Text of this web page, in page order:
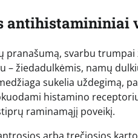
antihistamininiai
svarbu
– žiedadulkėmis, namų
sukelia uždegimą,
histamino
raminamąjį poveikį.